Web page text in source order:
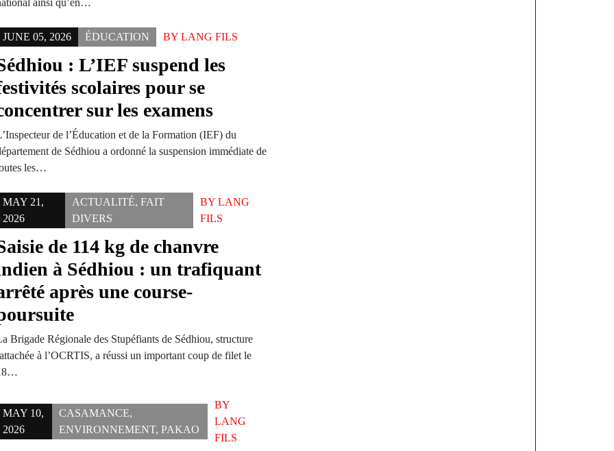
ainsi qu’en…
JUNE 05, 2026 ÉDUCATION BY LANG FILS
: L’IEF suspend les
scolaires pour se
sur les examens
de l’Éducation et de la Formation (IEF) du
de Sédhiou a ordonné la suspension immédiate de
les…
MAY 21,
2026
ACTUALITÉ, FAIT
DIVERS
BY LANG
FILS
de 114 kg de chanvre
à Sédhiou : un trafiquant
après une course-
Brigade Régionale des Stupéfiants de Sédhiou, structure
à l’OCRTIS, a réussi un important coup de filet le
MAY 10,
2026
CASAMANCE,
ENVIRONNEMENT,PAKAO
BY
LANG
FILS